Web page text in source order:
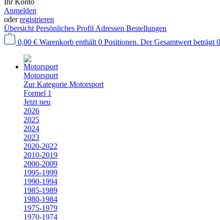
Ihr Konto
Anmelden
oderregistrieren
Übersicht Persönliches Profil Adressen Bestellungen
0,00 € Warenkorb enthält 0 Positionen. Der Gesamtwert beträgt
Motorsport
Zur Kategorie Motorsport
Formel 1
Jetzt neu
2026
2025
2024
2023
2020-2022
2010-2019
2000-2009
1995-1999
1990-1994
1985-1989
1980-1984
1975-1979
1970-1974